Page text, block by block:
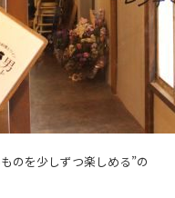
のを少しずつ楽しめる”の